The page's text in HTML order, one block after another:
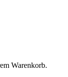
Warenkorb.